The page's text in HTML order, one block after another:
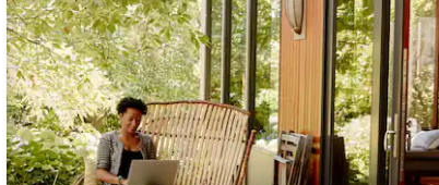
met je de pijltjestoetsen omhoog en omlaag, óf door te